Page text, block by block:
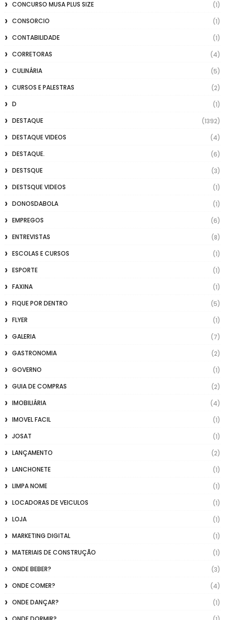
CONCURSO MUSA PLUS SIZE
(1)
CONSORCIO
(1)
CONTABILIDADE
(1)
CORRETORAS
(4)
CULINÁRIA
(5)
CURSOS E PALESTRAS
(2)
D
(1)
DESTAQUE
(1392)
DESTAQUE VIDEOS
(4)
DESTAQUE.
(6)
DESTSQUE
(3)
DESTSQUE VIDEOS
(1)
DONOSDABOLA
(1)
EMPREGOS
(6)
ENTREVISTAS
(8)
ESCOLAS E CURSOS
(1)
ESPORTE
(1)
FAXINA
(1)
FIQUE POR DENTRO
(5)
FLYER
(1)
GALERIA
(7)
GASTRONOMIA
(2)
GOVERNO
(1)
GUIA DE COMPRAS
(2)
IMOBILIÁRIA
(4)
IMOVEL FACIL
(1)
JOSAT
(1)
LANÇAMENTO
(2)
LANCHONETE
(1)
LIMPA NOME
(1)
LOCADORAS DE VEICULOS
(1)
LOJA
(1)
MARKETING DIGITAL
(1)
MATERIAIS DE CONSTRUÇÃO
(1)
ONDE BEBER?
(3)
ONDE COMER?
(4)
ONDE DANÇAR?
(1)